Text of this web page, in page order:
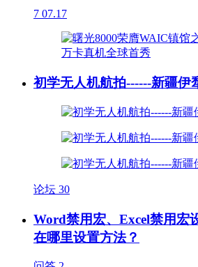
7 07.17
初学无人机航拍------新疆伊
论坛 30
Word禁用宏、Excel禁用宏
在哪里设置方法？